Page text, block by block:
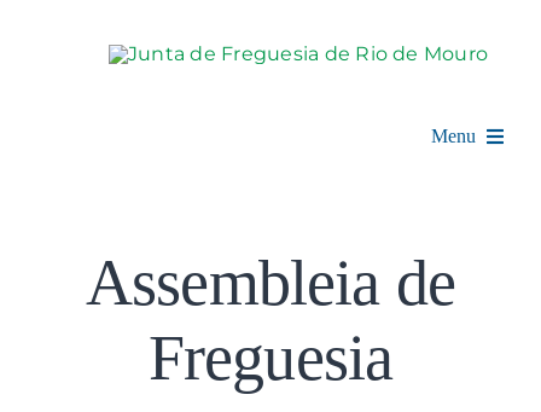
Menu
Junta de Freguesia
Assembleia de
Freguesia